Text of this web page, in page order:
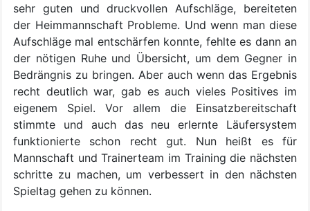
sehr guten und druckvollen Aufschläge, bereiteten
der Heimmannschaft Probleme. Und wenn man diese
Aufschläge mal entschärfen konnte, fehlte es dann an
der nötigen Ruhe und Übersicht, um dem Gegner in
Bedrängnis zu bringen. Aber auch wenn das Ergebnis
recht deutlich war, gab es auch vieles Positives im
eigenem Spiel. Vor allem die Einsatzbereitschaft
stimmte und auch das neu erlernte Läufersystem
funktionierte schon recht gut. Nun heißt es für
Mannschaft und Trainerteam im Training die nächsten
schritte zu machen, um verbessert in den nächsten
Spieltag gehen zu können.